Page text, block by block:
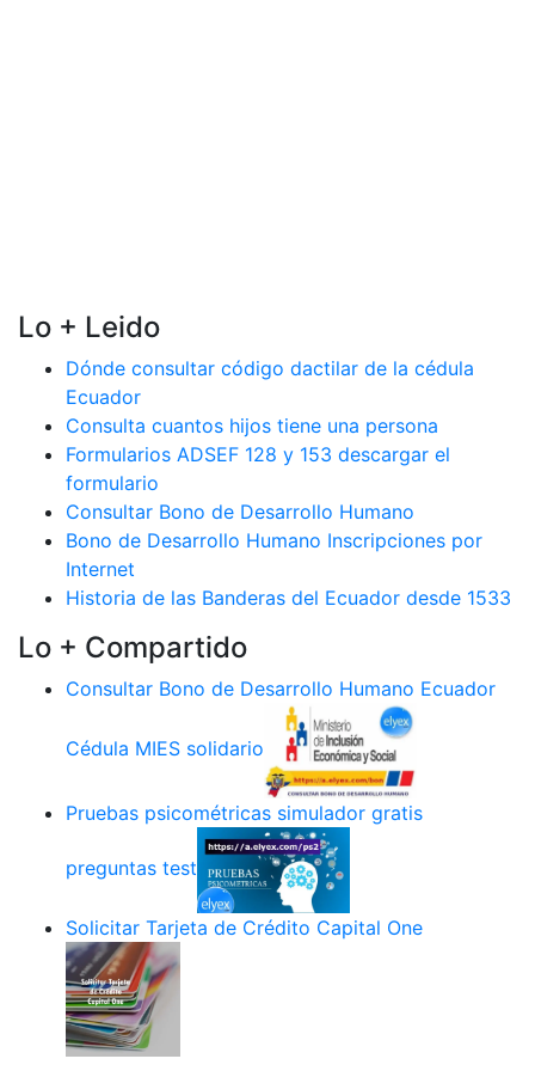
Lo + Leido
Dónde consultar código dactilar de la cédula
Ecuador
Consulta cuantos hijos tiene una persona
Formularios ADSEF 128 y 153 descargar el
formulario
Consultar Bono de Desarrollo Humano
Bono de Desarrollo Humano Inscripciones por
Internet
Historia de las Banderas del Ecuador desde 1533
Lo + Compartido
Consultar Bono de Desarrollo Humano Ecuador
Cédula MIES solidario
Pruebas psicométricas simulador gratis
preguntas test
Solicitar Tarjeta de Crédito Capital One